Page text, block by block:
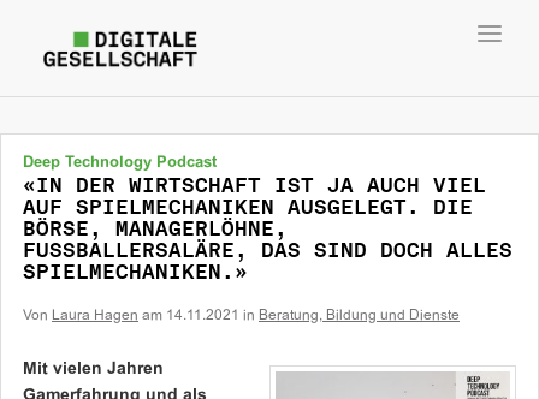
Deep Technology Podcast
«IN DER WIRTSCHAFT IST JA AUCH VIEL
AUF SPIELMECHANIKEN AUSGELEGT. DIE
BÖRSE, MANAGERLÖHNE,
FUSSBALLERSALÄRE, DAS SIND DOCH ALLES
SPIELMECHANIKEN.»
Von Laura Hagen am 14.11.2021 in Beratung, Bildung und Dienste
Mit vielen Jahren